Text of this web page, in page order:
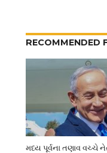
RECOMMENDED
મધ્ય પૂર્વના તણાવ વચ્ચે